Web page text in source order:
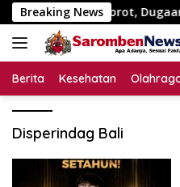
Langsung
ke
konten
Breaking News
Juta Disorot, Dugaan
Berita Kesehatan
Disperindag Bali